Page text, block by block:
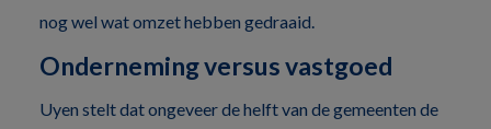
nog wel wat omzet hebben gedraaid.
Onderneming versus vastgoed
Uyen stelt dat ongeveer de helft van de gemeenten de